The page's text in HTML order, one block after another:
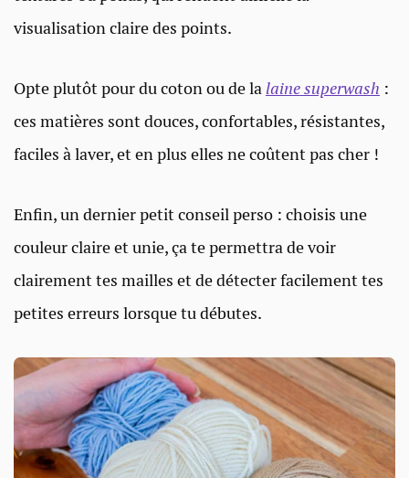
visualisation claire des points.
Opte plutôt pour du coton ou de la laine superwash :
ces matières sont douces, confortables, résistantes,
faciles à laver, et en plus elles ne coûtent pas cher !
Enfin, un dernier petit conseil perso : choisis une
couleur claire et unie, ça te permettra de voir
clairement tes mailles et de détecter facilement tes
petites erreurs lorsque tu débutes.